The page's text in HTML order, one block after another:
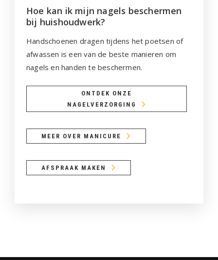
Hoe kan ik mijn nagels beschermen
bij huishoudwerk?
Handschoenen dragen tijdens het poetsen of
afwassen is een van de beste manieren om
nagels en handen te beschermen.
ONTDEK ONZE
NAGELVERZORGING
MEER OVER MANICURE
AFSPRAAK MAKEN